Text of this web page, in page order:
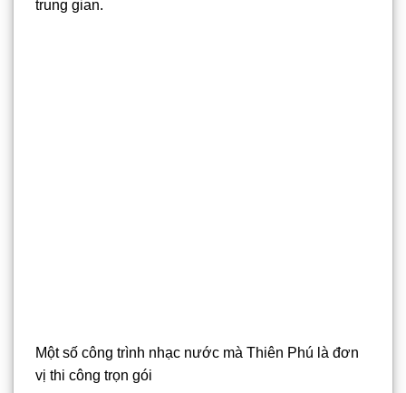
trung gian.
Một số công trình nhạc nước mà Thiên Phú là đơn
vị thi công trọn gói